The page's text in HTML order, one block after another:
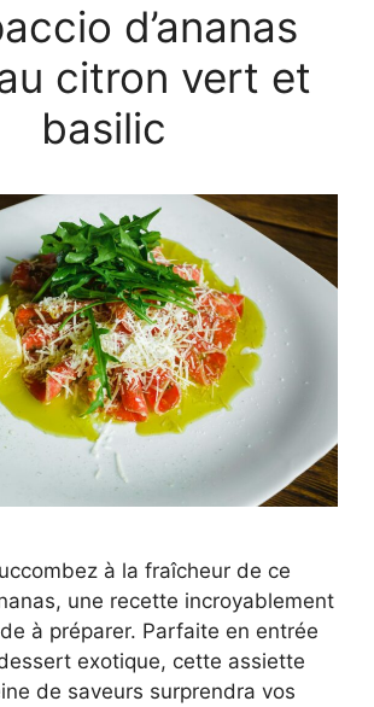
d’ananas
citron vert et
basilic
à la fraîcheur de ce
une recette incroyablement
à préparer. Parfaite en entrée
exotique, cette assiette
de saveurs surprendra vos